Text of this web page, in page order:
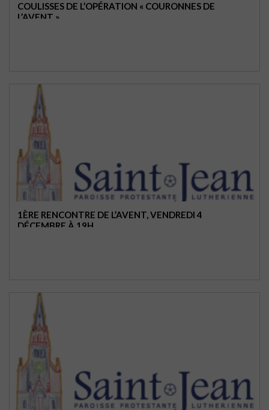
COULISSES DE L’OPÉRATION « COURONNES DE
L’AVENT »
1ÈRE RENCONTRE DE L’AVENT, VENDREDI 4
DÉCEMBRE À 19H